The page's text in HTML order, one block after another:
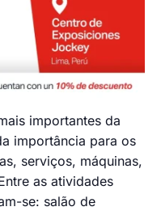
importantes da
importância para os
serviços, máquinas,
as atividades
se: salão de